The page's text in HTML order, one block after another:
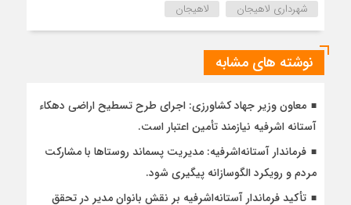
شهرداری لاهیجان لاهیجان
نوشته های مشابه
معاون وزیر جهاد کشاورزی: اجرای طرح تسطیح اراضی دهکاء
آستانه اشرفیه نیازمند تأمین اعتبار است.
فرماندار آستانه‌اشرفیه: مدیریت پسماند روستاها با مشارکت
مردم و رویکرد الگوسازانه پیگیری شود.
تأکید فرماندار آستانه‌اشرفیه بر نقش بانوان مدیر در تحقق